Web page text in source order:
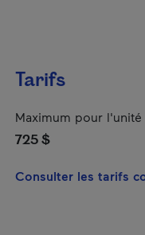
Tarifs
Maximum pour
725 $
Consulter les tarifs